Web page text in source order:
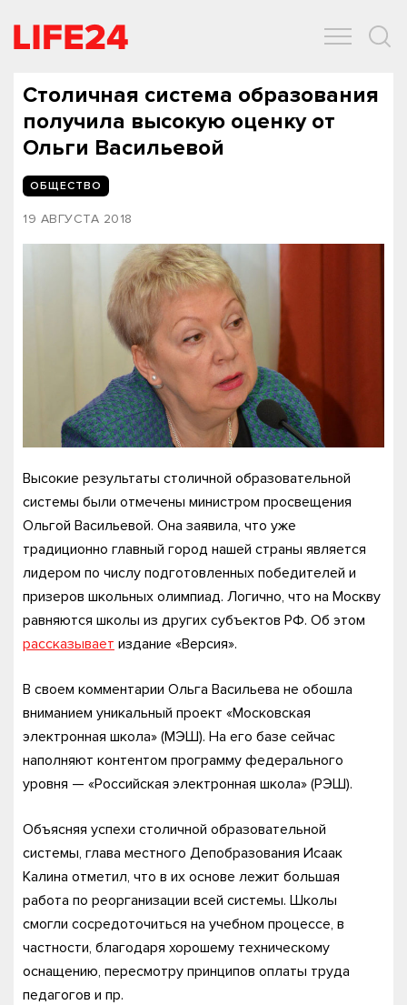
Столичная система образования
получила высокую оценку от
Ольги Васильевой
ОБЩЕСТВО
19 АВГУСТА 2018
Высокие результаты столичной образовательной
системы были отмечены министром просвещения
Ольгой Васильевой. Она заявила, что уже
традиционно главный город нашей страны является
лидером по числу подготовленных победителей и
призеров школьных олимпиад. Логично, что на Москву
равняются школы из других субъектов РФ. Об этом
рассказывает издание «Версия».
В своем комментарии Ольга Васильева не обошла
вниманием уникальный проект «Московская
электронная школа» (МЭШ). На его базе сейчас
наполняют контентом программу федерального
уровня — «Российская электронная школа» (РЭШ).
Объясняя успехи столичной образовательной
системы, глава местного Депобразования Исаак
Калина отметил, что в их основе лежит большая
работа по реорганизации всей системы. Школы
смогли сосредоточиться на учебном процессе, в
частности, благодаря хорошему техническому
оснащению, пересмотру принципов оплаты труда
педагогов и пр.